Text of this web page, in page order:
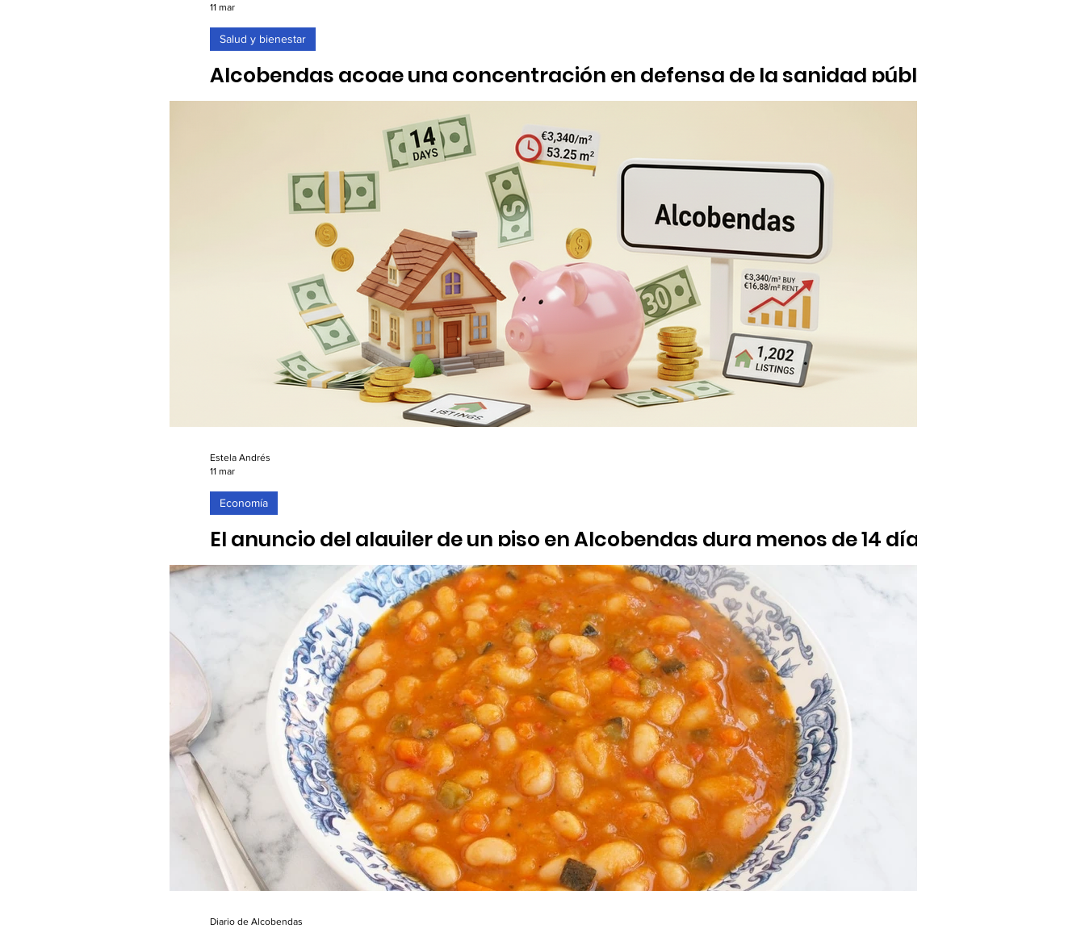
Alcobendas acoge una concentración en defensa de la sanidad pública
calidad!" en el Paseo de la Chopera, número 100
Salud y bienestar
11 mar
El anuncio del alquiler de un piso en Alcobendas dura menos de 14 días
publicado
11/03/2026. Según un análisis del mercado inmobiliario publicado por El Confidencial, un vecino con un salario medio solo puede
permitirse comprar 53,25 metros cuadrados de vivienda en la ciudad
Economía
Estela Andrés
11 mar
Diario de Alcobendas